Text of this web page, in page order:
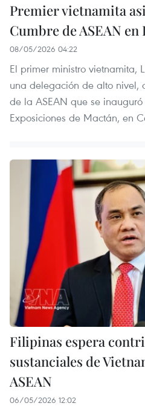
Premier vietnamita
Cumbre de ASEAN
08/05/2026 04:22
El primer ministro vietnamita,
una delegación de alto nivel,
de la ASEAN que se
Exposiciones de Mactán, en
Filipinas espera
sustanciales de
ASEAN
06/05/2026 12:02